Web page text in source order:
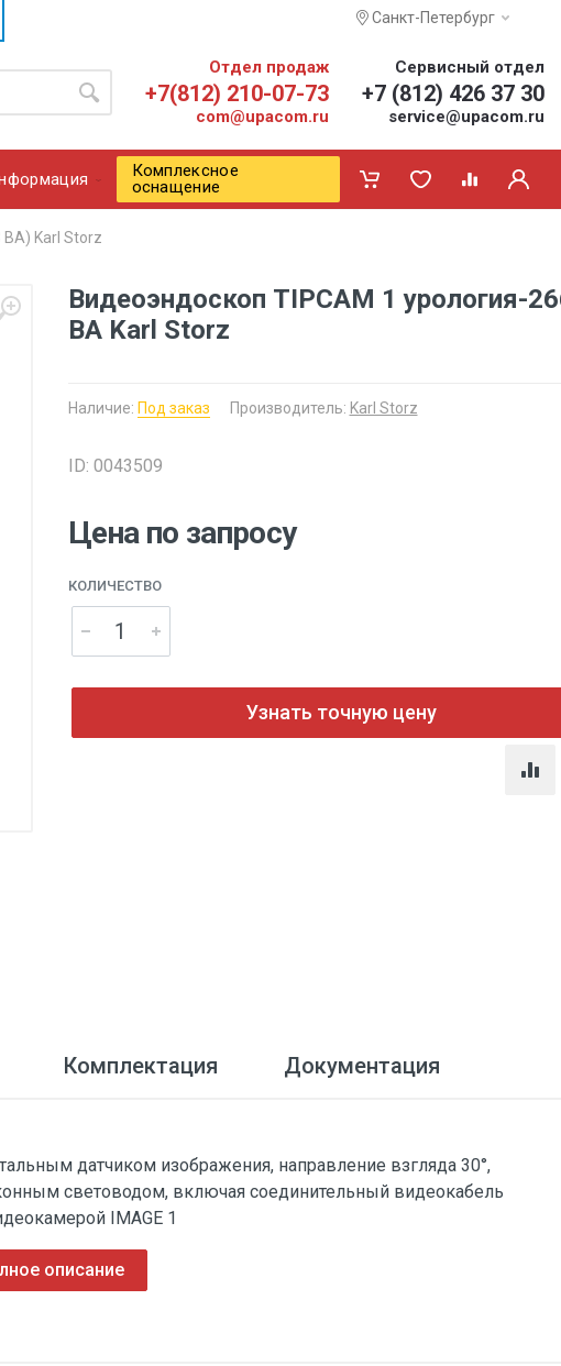
Санкт-Петербург
Отдел продаж
+7(812) 210-07-73
com@upacom.ru
Сервисный отдел
+7 (812) 426 37 30
service@upacom.ru
Комплексное
оснащение
Karl Storz
Видеоэндоскоп TIPCAM 1 урология-
BA Karl Storz
Наличие: Под заказ Производитель: Karl Storz
ID: 0043509
Цена по запросу
КОЛИЧЕСТВО
Узнать точную цену
Комплектация Документация
датчиком изображения, направление взгляда 30°,
световодом, включая соединительный видеокабель
IMAGE 1
описание